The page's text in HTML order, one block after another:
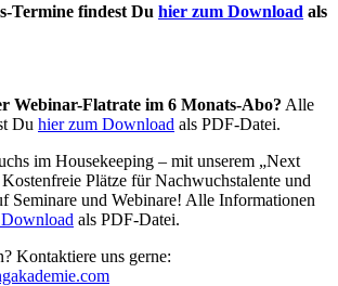
Termine findest Du hier zum Download als
Webinar-Flatrate im 6 Monats-Abo? Alle
Du hier zum Download als PDF-Datei.
im Housekeeping – mit unserem „Next
Plätze für Nachwuchstalente und
Seminare und Webinare! Alle Informationen
als PDF-Datei.
Kontaktiere uns gerne: